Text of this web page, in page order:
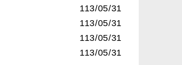
113/05/31
113/05/31
113/05/31
113/05/31